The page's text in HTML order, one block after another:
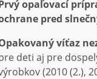
opaľovací
pred
víťaz
deti aj pre
(2010 (2.),